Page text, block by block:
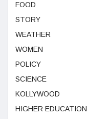
FOOD
STORY
WEATHER
WOMEN
POLICY
SCIENCE
KOLLYWOOD
HIGHER EDUCATION